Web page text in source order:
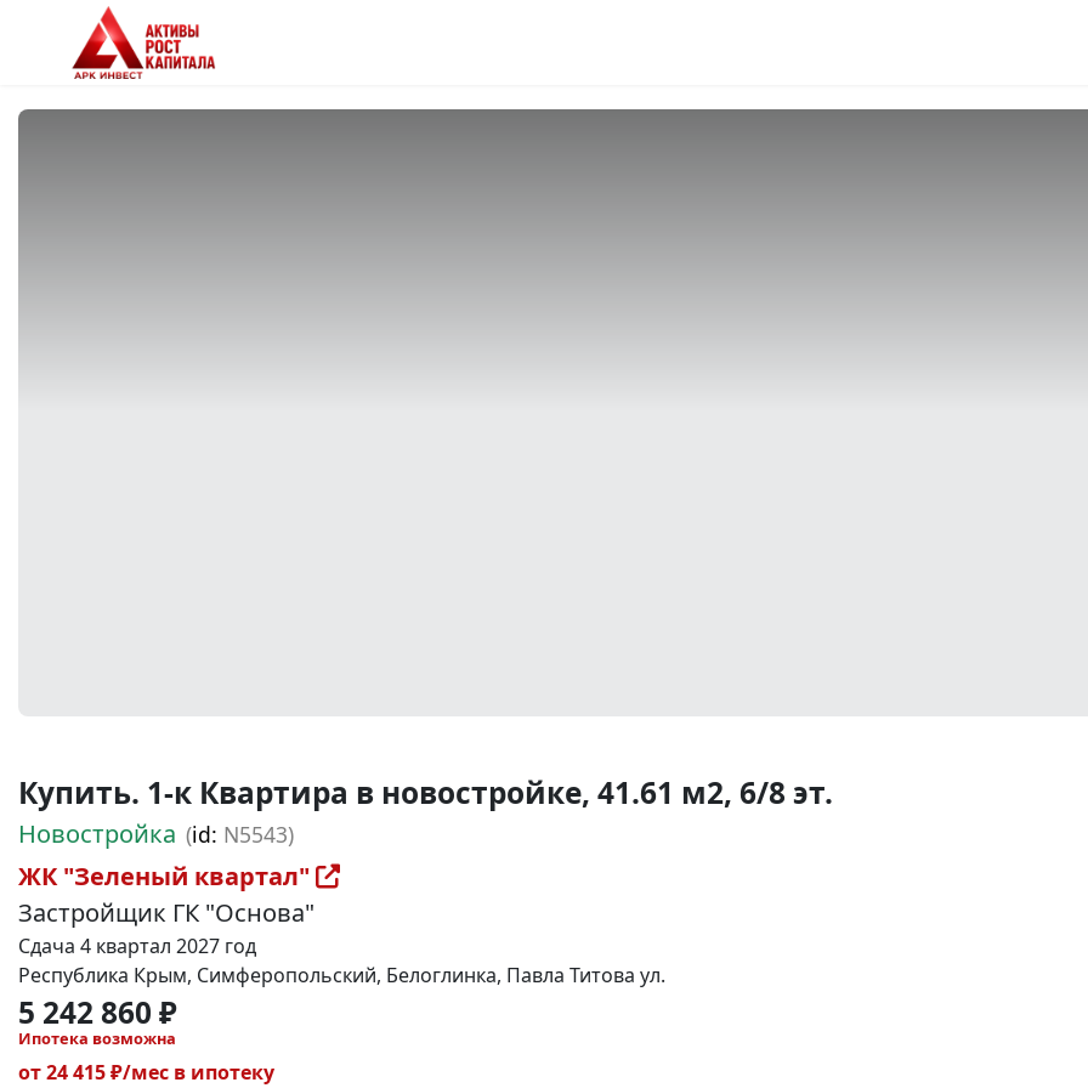
Купить. 1-к Квартира в новостройке, 41.61 м2, 6/8 эт.
Новостройка (id: N5543)
ЖК "Зеленый квартал"
Застройщик ГК "Основа"
Сдача 4 квартал 2027 год
Республика Крым, Симферопольский, Белоглинка, Павла Титова ул.
5 242 860 ₽
Ипотека возможна
от 24 415 ₽/мес в ипотеку